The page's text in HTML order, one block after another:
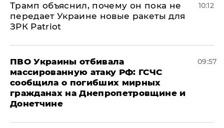
Трамп объяснил, почему он пока не
передает Украине новые ракеты для
ЗРК Patriot
10:12
ПВО Украины отбивала
массированную атаку РФ: ГСЧС
сообщила о погибших мирных
гражданах на Днепропетровщине и
Донетчине
09:57